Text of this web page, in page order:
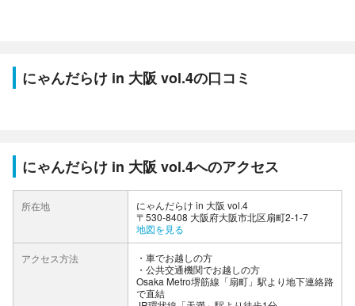
にゃんだらけ in 大阪 vol.4の口コミ
にゃんだらけ in 大阪 vol.4へのアクセス
所在地
にゃんだらけ in 大阪 vol.4
〒530-8408 大阪府大阪市北区扇町2-1-7
地図を見る
アクセス方法
車でお越しの方
公共交通機関でお越しの方
Osaka Metro堺筋線「扇町」駅より地下連絡路
で直結